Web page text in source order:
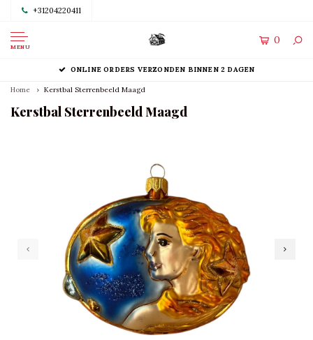
+31204220411
MENU
0
ONLINE ORDERS VERZONDEN BINNEN 2 DAGEN
Home Kerstbal Sterrenbeeld Maagd
Kerstbal Sterrenbeeld Maagd